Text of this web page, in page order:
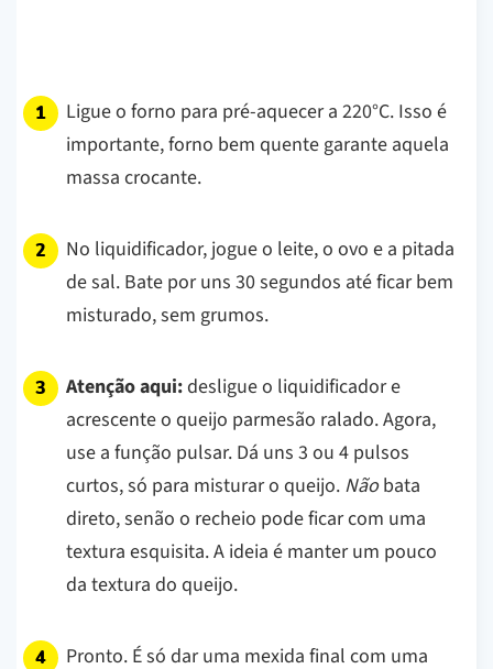
Ligue o forno para pré-aquecer a 220°C. Isso é
importante, forno bem quente garante aquela
massa crocante.
No liquidificador, jogue o leite, o ovo e a pitada
de sal. Bate por uns 30 segundos até ficar bem
misturado, sem grumos.
Atenção aqui:desligue o liquidificador e
acrescente o queijo parmesão ralado. Agora,
use a função pulsar. Dá uns 3 ou 4 pulsos
curtos, só para misturar o queijo. Nãobata
direto, senão o recheio pode ficar com uma
textura esquisita. A ideia é manter um pouco
da textura do queijo.
Pronto. É só dar uma mexida final com uma